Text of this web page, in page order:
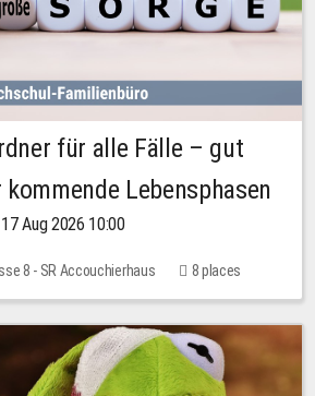
für alle Fälle – gut
Lebensphasen
Aug 2026 10:00
8 - SR Accouchierhaus 8 places